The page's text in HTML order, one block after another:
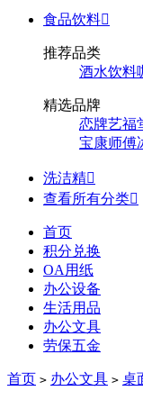
食品饮料
推荐品类
酒水饮料
精选品牌
恋牌艺福
宝康师傅
洗洁精
查看所有分类
首页
积分兑换
OA用纸
办公设备
生活用品
办公文具
劳保五金
首页 > 办公文具 > 桌